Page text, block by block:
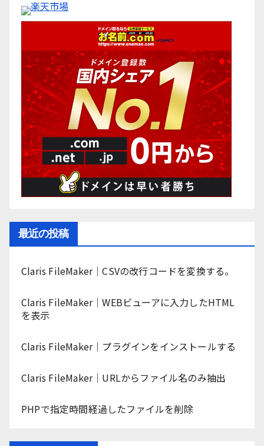
最近の投稿
Claris FileMaker｜CSVの改行コードを変換する。
Claris FileMaker｜WEBビューアに入力したHTML
を表示
Claris FileMaker｜プラグインをインストールする
Claris FileMaker｜URLからファイル名のみ抽出
PHPで指定時間経過したファイルを削除